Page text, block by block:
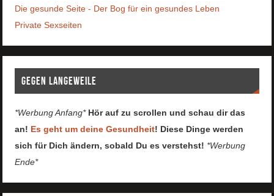
Die gesunde Seite - Der Bog für ein gesundes Leben
Private Sexseiten
Gegen Langeweile
*Werbung Anfang* Hör auf zu scrollen und schau dir das
an! Es geht um deine Gesundheit! Diese Dinge werden
sich für Dich ändern, sobald Du es verstehst! *Werbung
Ende*